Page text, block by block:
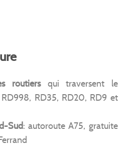
routiersqui traversent le
RD35, RD20, RD9 et
Sud: autoroute A75, gratuite